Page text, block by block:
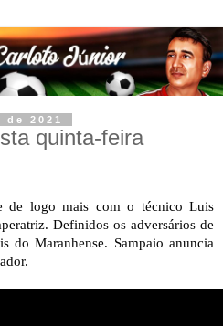
2021
quinta-feira
de logo mais com o técnico Luis
Definidos os adversários de
do Maranhense. Sampaio anuncia